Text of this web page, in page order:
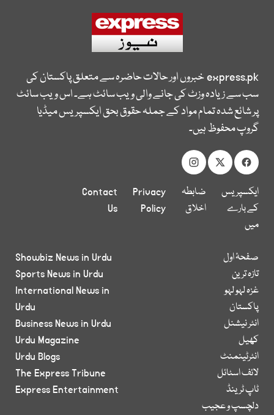
express.pkخبروں اور حالات حاضرہ سے متعلق پاکستان کی
سب سے زیادہ وزٹ کی جانے والی ویب سائٹ ہے۔ اس ویب سائٹ
پر شائع شدہ تمام مواد کے جملہ حقوق بحق ایکسپریس میڈیا
گروپ محفوظ ہیں۔
ایکسپریس
کے بارے
میں
ضابطہ
اخلاق
Privacy
Policy
Contact
Us
صفحۂ اول
تازہ ترین
غزہ لہو لہو
پاکستان
انٹر نیشنل
کھیل
انٹرٹینمنٹ
لائف اسٹائل
ٹاپ ٹرینڈ
دلچسپ و عجیب
Showbiz News in Urdu
Sports News in Urdu
International News in
Urdu
Business News in Urdu
Urdu Magazine
Urdu Blogs
The Express Tribune
Express Entertainment